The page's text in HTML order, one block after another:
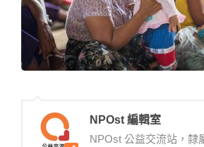
NPOst 編輯室
NPOst 公益交流站，隸